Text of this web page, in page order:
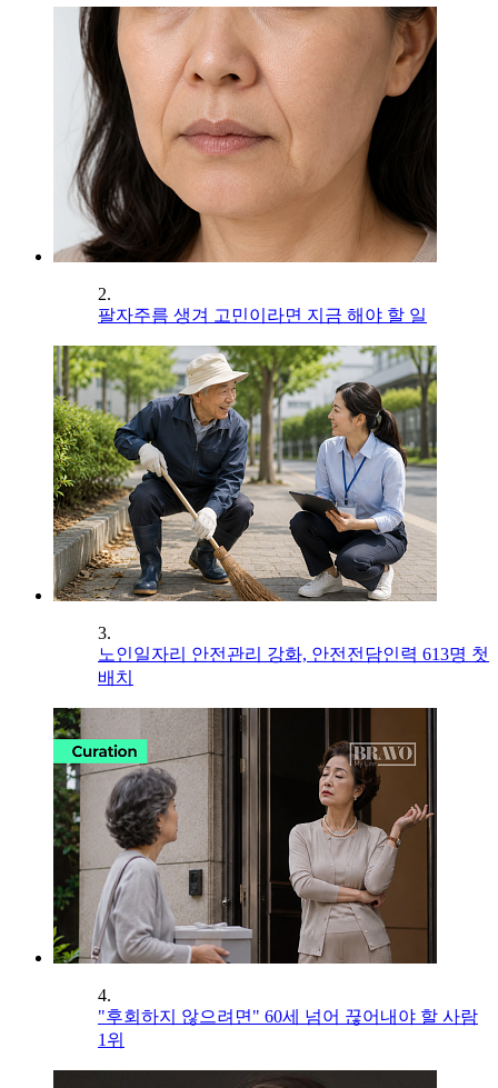
2.
팔자주름 생겨 고민이라면 지금 해야 할 일
3.
노인일자리 안전관리 강화, 안전전담인력 613명 첫
배치
4.
"후회하지 않으려면" 60세 넘어 끊어내야 할 사람
1위